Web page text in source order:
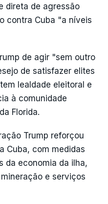
direta de agressão
contra Cuba "a níveis
de agir "sem outro
de satisfazer elites
lealdade eleitoral e
à comunidade
Florida.
Trump reforçou
Cuba, com medidas
da economia da ilha,
e serviços